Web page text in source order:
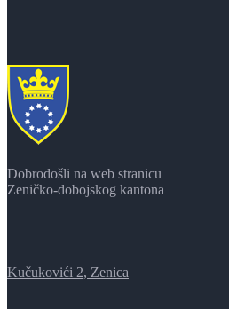
Dobrodošli na web stranicu
Zeničko-dobojskog kantona
Kučukovići 2, Zenica